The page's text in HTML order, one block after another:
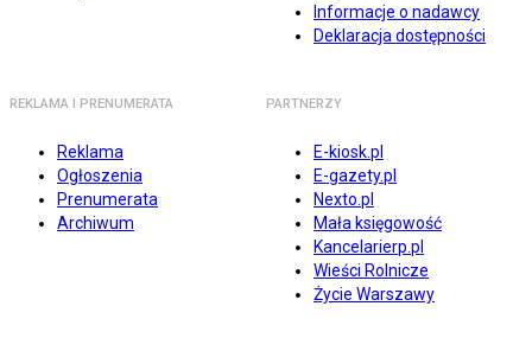
Informacje o nadawcy
Deklaracja dostępności
REKLAMA I PRENUMERATA
Reklama
Ogłoszenia
Prenumerata
Archiwum
PARTNERZY
E-kiosk.pl
E-gazety.pl
Nexto.pl
Mała księgowość
Kancelarierp.pl
Wieści Rolnicze
Życie Warszawy